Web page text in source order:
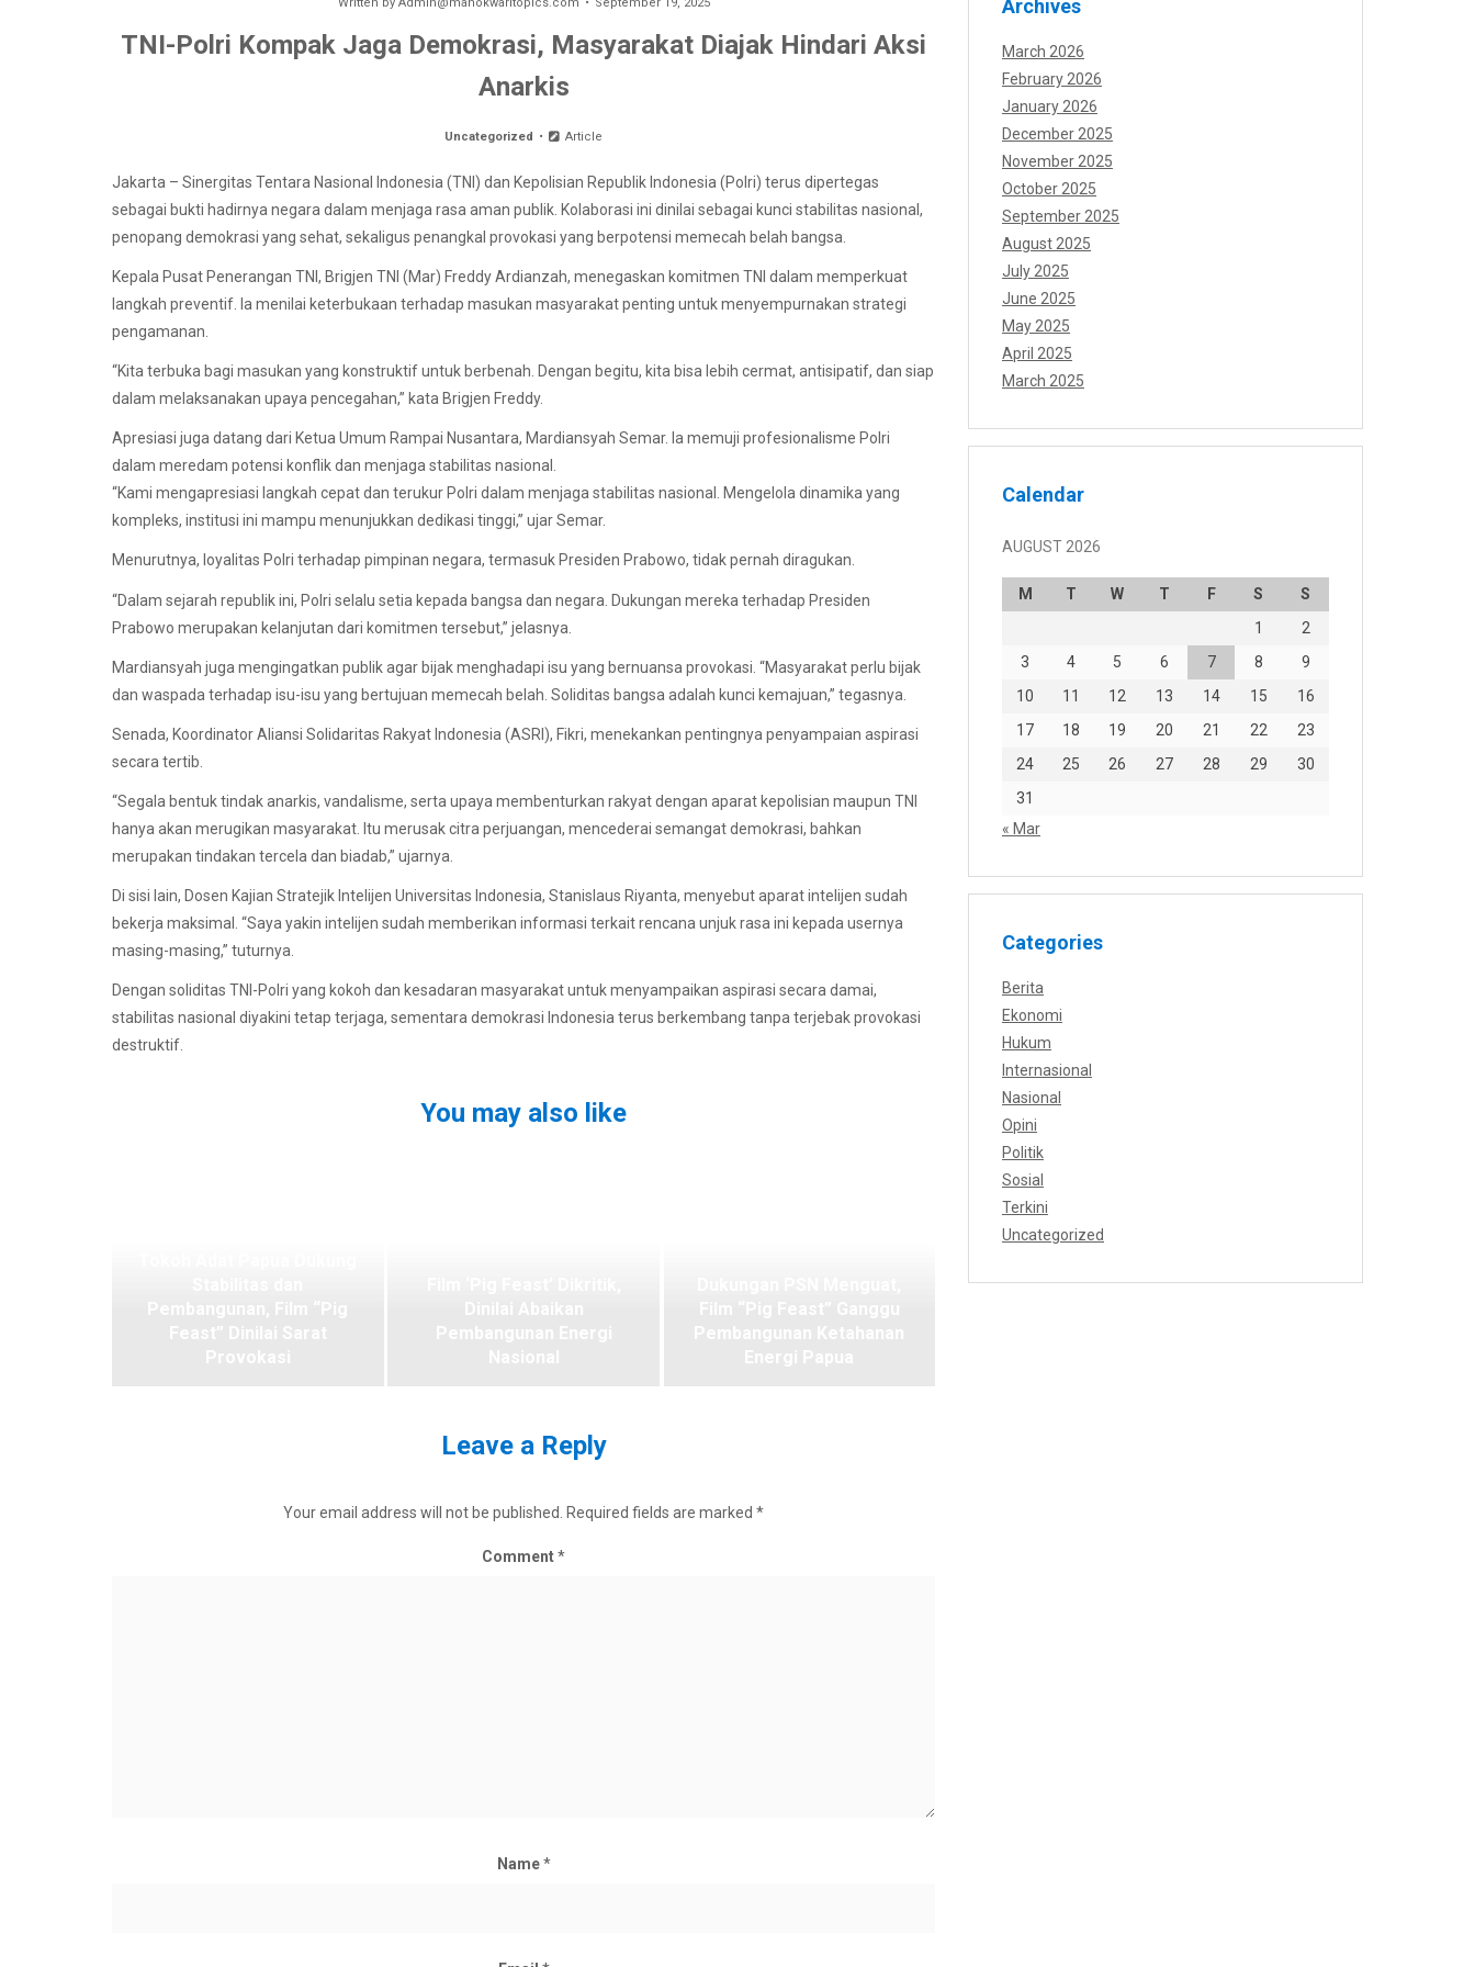
TNI-Polri Kompak Jaga Demokrasi, Masyarakat Diajak Hindari Aksi
Anarkis
Uncategorized Article
Jakarta – Sinergitas Tentara Nasional Indonesia (TNI) dan Kepolisian Republik Indonesia (Polri) terus dipertegas
sebagai bukti hadirnya negara dalam menjaga rasa aman publik. Kolaborasi ini dinilai sebagai kunci stabilitas nasional,
penopang demokrasi yang sehat, sekaligus penangkal provokasi yang berpotensi memecah belah bangsa.
Kepala Pusat Penerangan TNI, Brigjen TNI (Mar) Freddy Ardianzah, menegaskan komitmen TNI dalam memperkuat
langkah preventif. Ia menilai keterbukaan terhadap masukan masyarakat penting untuk menyempurnakan strategi
pengamanan.
“Kita terbuka bagi masukan yang konstruktif untuk berbenah. Dengan begitu, kita bisa lebih cermat, antisipatif, dan siap
dalam melaksanakan upaya pencegahan,” kata Brigjen Freddy.
Apresiasi juga datang dari Ketua Umum Rampai Nusantara, Mardiansyah Semar. Ia memuji profesionalisme Polri
dalam meredam potensi konflik dan menjaga stabilitas nasional.
“Kami mengapresiasi langkah cepat dan terukur Polri dalam menjaga stabilitas nasional. Mengelola dinamika yang
kompleks, institusi ini mampu menunjukkan dedikasi tinggi,” ujar Semar.
Menurutnya, loyalitas Polri terhadap pimpinan negara, termasuk Presiden Prabowo, tidak pernah diragukan.
“Dalam sejarah republik ini, Polri selalu setia kepada bangsa dan negara. Dukungan mereka terhadap Presiden
Prabowo merupakan kelanjutan dari komitmen tersebut,” jelasnya.
Mardiansyah juga mengingatkan publik agar bijak menghadapi isu yang bernuansa provokasi. “Masyarakat perlu bijak
dan waspada terhadap isu-isu yang bertujuan memecah belah. Soliditas bangsa adalah kunci kemajuan,” tegasnya.
Senada, Koordinator Aliansi Solidaritas Rakyat Indonesia (ASRI), Fikri, menekankan pentingnya penyampaian aspirasi
secara tertib.
“Segala bentuk tindak anarkis, vandalisme, serta upaya membenturkan rakyat dengan aparat kepolisian maupun TNI
hanya akan merugikan masyarakat. Itu merusak citra perjuangan, mencederai semangat demokrasi, bahkan
merupakan tindakan tercela dan biadab,” ujarnya.
Di sisi lain, Dosen Kajian Stratejik Intelijen Universitas Indonesia, Stanislaus Riyanta, menyebut aparat intelijen sudah
bekerja maksimal. “Saya yakin intelijen sudah memberikan informasi terkait rencana unjuk rasa ini kepada usernya
masing-masing,” tuturnya.
Dengan soliditas TNI-Polri yang kokoh dan kesadaran masyarakat untuk menyampaikan aspirasi secara damai,
stabilitas nasional diyakini tetap terjaga, sementara demokrasi Indonesia terus berkembang tanpa terjebak provokasi
destruktif.
You may also like
Leave a Reply
Your email address will not be published. Required fields are marked *
Comment*
Name*
Archives
March 2026
February 2026
January 2026
December 2025
November 2025
October 2025
September 2025
August 2025
July 2025
June 2025
May 2025
April 2025
March 2025
Calendar
AUGUST 2026
M T W T F S
S
1
2
3
4 5 6 7 8
9
10
11 12 13 14 15
16
17
18 19 20 21 22
23
24
25 26 27 28 29
30
31
« Mar
Categories
Berita
Ekonomi
Hukum
Internasional
Nasional
Opini
Politik
Sosial
Terkini
Uncategorized